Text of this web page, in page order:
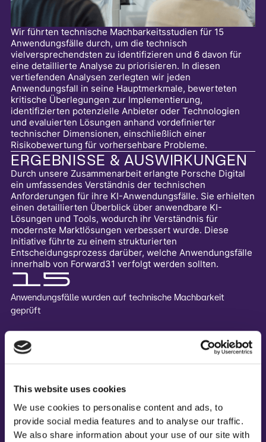
This website uses cookies
We use cookies to personalise content and ads, to
provide social media features and to analyse our traffic.
We also share information about your use of our site with
Wir führten technische Machbarkeitsstudien für 15
Anwendungsfälle durch, um die technisch
vielversprechendsten zu identifizieren und 6 davon für
eine detaillierte Analyse zu priorisieren. In diesen
vertiefenden Analysen zerlegten wir jeden
Anwendungsfall in seine Hauptmerkmale, bewerteten
kritische Überlegungen zur Implementierung,
identifizierten potenzielle Anbieter oder Technologien
und evaluierten Lösungen anhand vordefinierter
technischer Dimensionen, einschließlich einer
Risikobewertung für vorhersehbare Probleme.
ERGEBNISSE & AUSWIRKUNGEN
Durch unsere Zusammenarbeit erlangte Porsche Digital
ein umfassendes Verständnis der technischen
Anforderungen für ihre KI-Anwendungsfälle. Sie erhielten
einen detaillierten Überblick über anwendbare KI-
Lösungen und Tools, wodurch ihr Verständnis für
modernste Marktlösungen verbessert wurde. Diese
Initiative führte zu einem strukturierten
Entscheidungsprozess darüber, welche Anwendungsfälle
innerhalb von Forward31 verfolgt werden sollten.
15
Anwendungsfälle wurden auf technische Machbarkeit
geprüft
6
Anwendungsfälle, die im Rahmen eines Deep Dive für die
wurden, sowie Kauf- und Kaufempfehlungen